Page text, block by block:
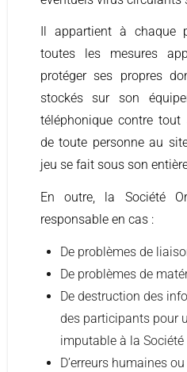
Il appartient à chaque
toutes les mesures
protéger ses propres
stockés sur son
téléphonique contre
de toute personne au
jeu se fait sous son
En outre, la Société
responsable en cas :
De problèmes de
De problèmes de
De destruction des
des participants pour
imputable à la
D’erreurs humaines